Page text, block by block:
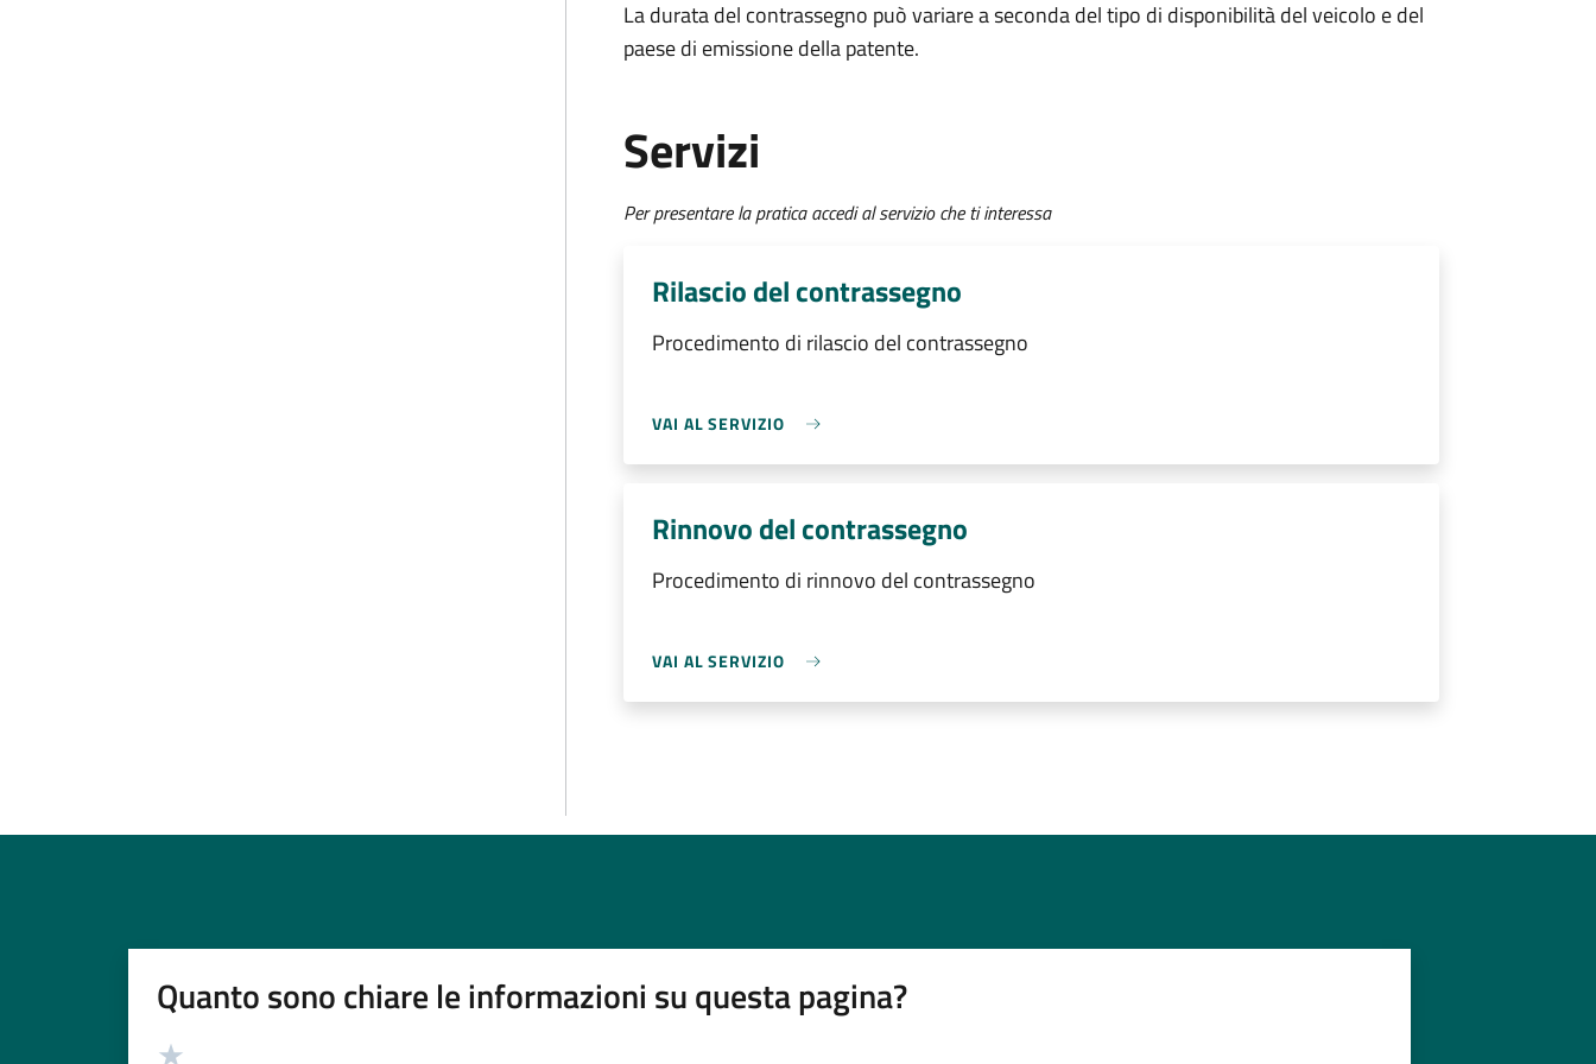
La durata del contrassegno può variare a seconda del tipo di disponibilità del veicolo e del
paese di emissione della patente.
Servizi
Per presentare la pratica accedi al servizio che ti interessa
Rilascio del contrassegno
Procedimento di rilascio del contrassegno
VAI AL SERVIZIO
Rinnovo del contrassegno
Procedimento di rinnovo del contrassegno
VAI AL SERVIZIO
Quanto sono chiare le informazioni su questa pagina?
Valutazione